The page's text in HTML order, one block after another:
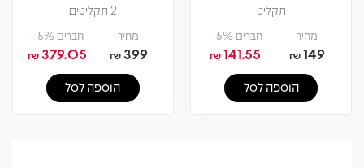
תקליט
מחיר
149
₪
חברים 5% -
141.55
₪
הוספה לסל
2 תקליטים
מחיר
399
₪
חברים 5% -
379.05
₪
הוספה לסל